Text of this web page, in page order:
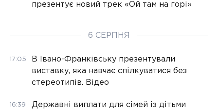
презентує новий трек «Ой там на горі»
6 СЕРПНЯ
17:05
В Івано-Франківську презентували
виставку, яка навчає спілкуватися без
стереотипів. Відео
16:39
Державні виплати для сімей із дітьми